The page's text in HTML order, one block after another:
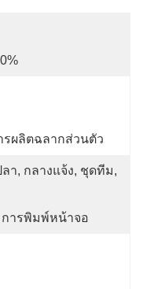
รผลิตฉลากส่วนตัว
า, กลางแจ้ง, ชุดทีม,
การพิมพ์หน้าจอ